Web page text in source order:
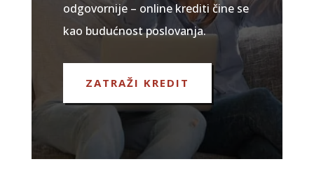
odgovornije – online krediti čine se
kao budućnost poslovanja.
ZATRAŽI KREDIT